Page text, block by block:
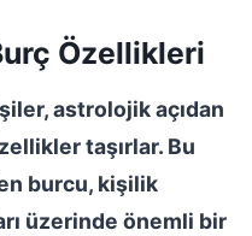
Özellikleri
astrolojik açıdan
taşırlar. Bu
burcu, kişilik
üzerinde önemli bir